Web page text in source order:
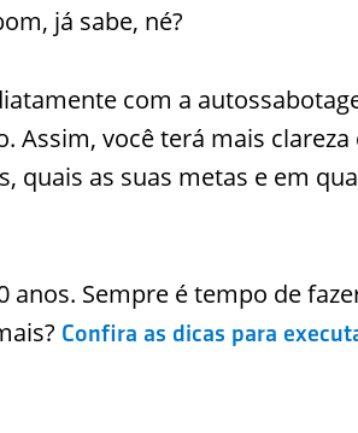
já sabe, né?
com a
Assim, você terá mais clareza
quais as suas metas e em
anos. Sempre é tempo de
Confira as dicas para